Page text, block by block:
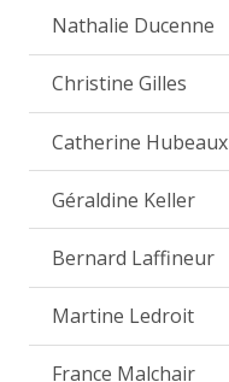
Nathalie Ducenne
Christine Gilles
Catherine Hubeaux
Géraldine Keller
Bernard Laffineur
Martine Ledroit
France Malchair